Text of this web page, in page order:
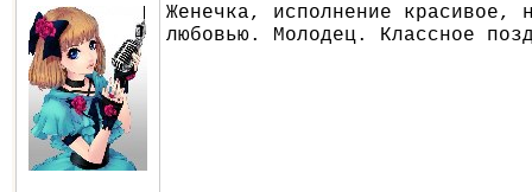
Женечка, исполнение красивое,
любовью. Молодец. Классное